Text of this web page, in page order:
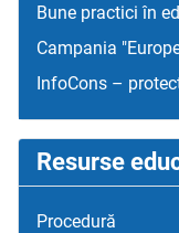
Bune practici în
Campania
InfoCons –
Resurse
Procedură